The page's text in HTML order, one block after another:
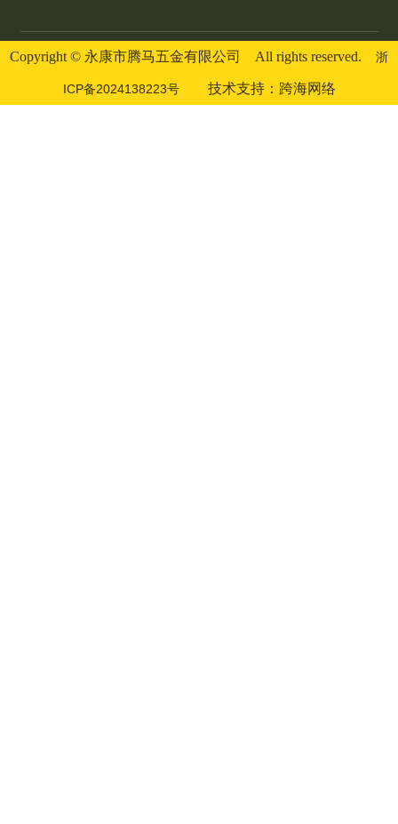
Copyright © 永康市腾马五金有限公司 All rights reserved. 浙
ICP备2024138223号 技术支持：跨海网络